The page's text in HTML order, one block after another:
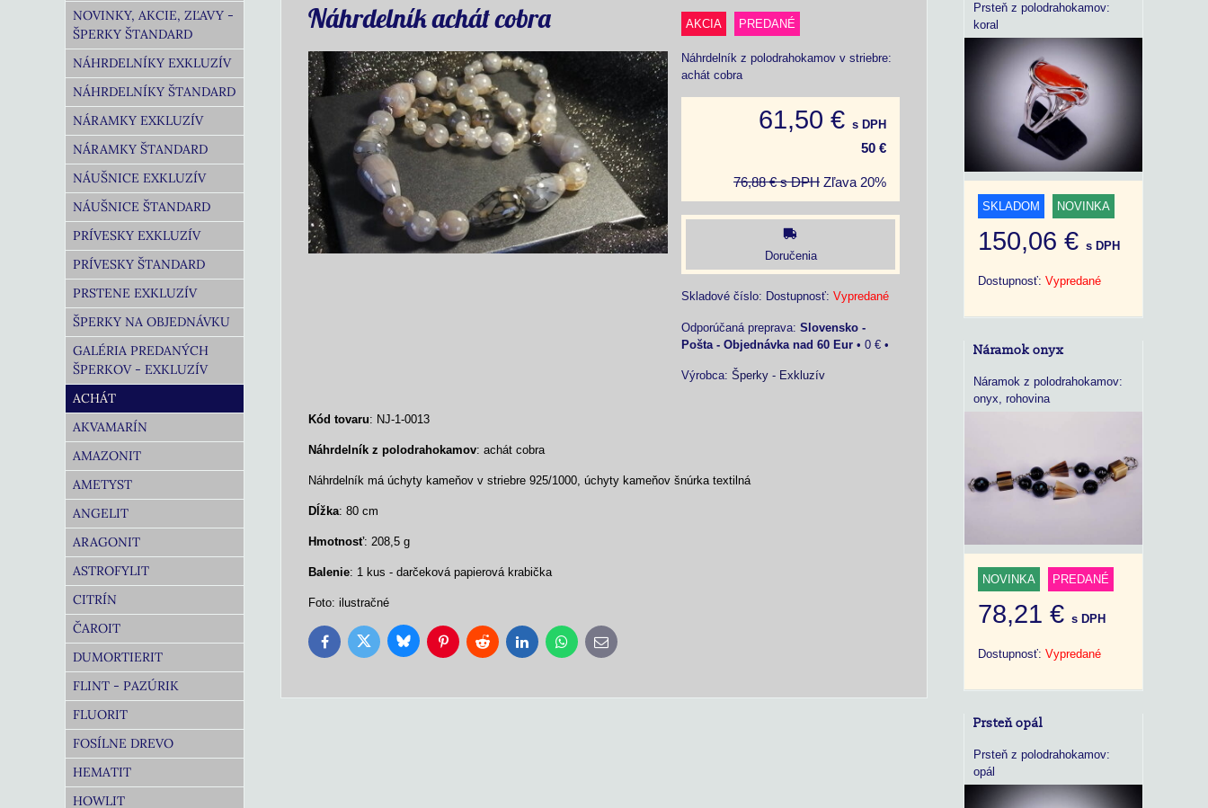
Náhrdelník achát cobra AKCIA PREDANÉ
Náhrdelník z polodrahokamov v striebre:
achát cobra
61,50 € s DPH
50 €
76,88 € s DPH Zľava 20%
Doručenia
Skladové číslo: Dostupnosť: Vypredané
Slovensko -
Pošta - Objednávka nad 60 Eur • 0 € •
Výrobca: Šperky - Exkluzív
Kód tovaru: NJ-1-0013
Náhrdelník z polodrahokamov: achát cobra
Náhrdelník má úchyty kameňov v striebre 925/1000, úchyty kameňov šnúrka textilná
Dĺžka: 80 cm
Hmotnosť: 208,5 g
Balenie: 1 kus - darčeková papierová krabička
Foto: ilustračné
FacebookTwitter BlueskyPinterestReddit LinkedInWhatsApp
E-
mail
NOVINKY, AKCIE, ZĽAVY -
ŠPERKY ŠTANDARD
NÁHRDELNÍKY EXKLUZÍV
NÁHRDELNÍKY ŠTANDARD
NÁRAMKY EXKLUZÍV
NÁRAMKY ŠTANDARD
NÁUŠNICE EXKLUZÍV
NÁUŠNICE ŠTANDARD
PRÍVESKY EXKLUZÍV
PRÍVESKY ŠTANDARD
PRSTENE EXKLUZÍV
ŠPERKY NA OBJEDNÁVKU
GALÉRIA PREDANÝCH
ŠPERKOV - EXKLUZÍV
ACHÁT
AKVAMARÍN
AMAZONIT
AMETYST
ANGELIT
ARAGONIT
ASTROFYLIT
CITRÍN
ČAROIT
DUMORTIERIT
FLINT - PAZÚRIK
FLUORIT
FOSÍLNE DREVO
HEMATIT
HOWLIT
Prsteň z polodrahokamov:
koral
SKLADOM NOVINKA
150,06 € s DPH
Dostupnosť: Vypredané
Náramok onyx
Náramok z polodrahokamov:
onyx, rohovina
NOVINKA PREDANÉ
78,21 € s DPH
Dostupnosť: Vypredané
Prsteň opál
Prsteň z polodrahokamov:
opál